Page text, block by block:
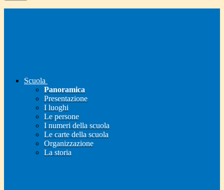
Scuola
Panoramica
Presentazione
I luoghi
Le persone
I numeri della scuola
Le carte della scuola
Organizzazione
La storia